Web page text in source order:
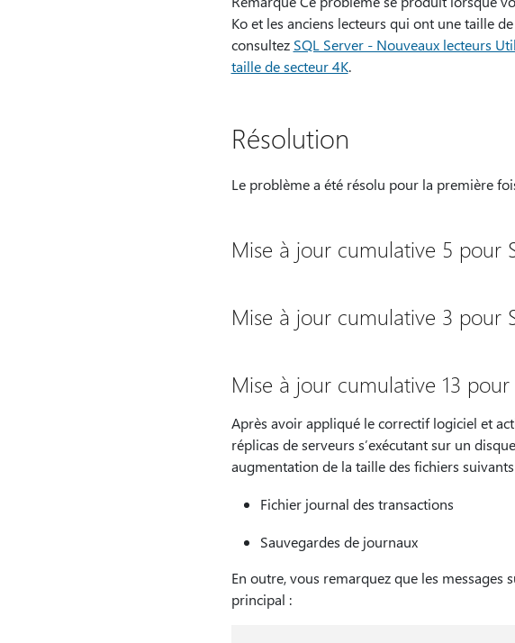
Ko et les anciens lecteurs qui ont une taille
consultez SQL Server - Nouveaux lecteurs
taille de secteur 4K.
Résolution
Le problème a été résolu pour la première
Mise à jour cumulative 5 pour
Mise à jour cumulative 3 pour
Mise à jour cumulative 13
Après avoir appliqué le correctif logiciel et
réplicas de serveurs s’exécutant sur un
augmentation de la taille des fichiers
Fichier journal des transactions
Sauvegardes de journaux
En outre, vous remarquez que les
principal :